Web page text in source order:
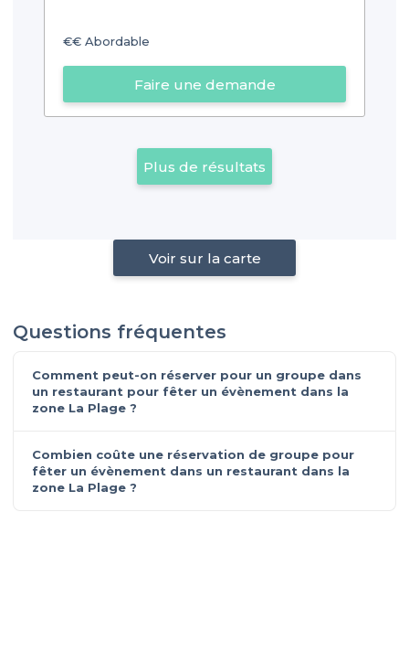
€€ Abordable
Faire une demande
Plus de résultats
Voir sur la carte
Questions fréquentes
Comment peut-on réserver pour un groupe dans
un restaurant pour fêter un évènement dans la
zone La Plage ?
Combien coûte une réservation de groupe pour
fêter un évènement dans un restaurant dans la
zone La Plage ?